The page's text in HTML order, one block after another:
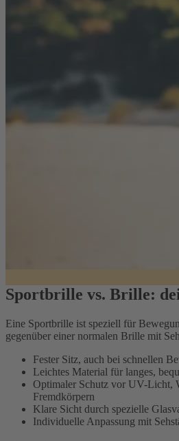
Sportbrille vs. Brille:
Eine Sportbrille ist speziell für
gegenüber einer normalen Brille mit
Fester Sitz, auch bei schnellen
Leichtes Material für langes,
Optimaler Schutz vor UV-Licht,
Fremdkörpern
Klare Sicht durch spezielle
Individuelle Anpassung mit